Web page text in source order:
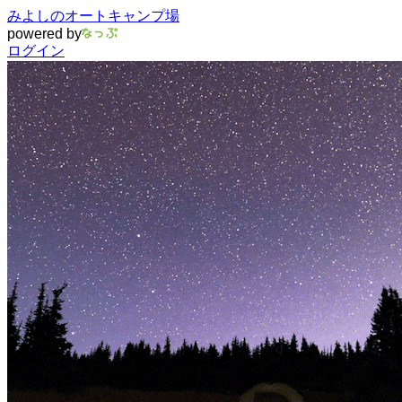
みよしのオートキャンプ場
powered by
ログイン